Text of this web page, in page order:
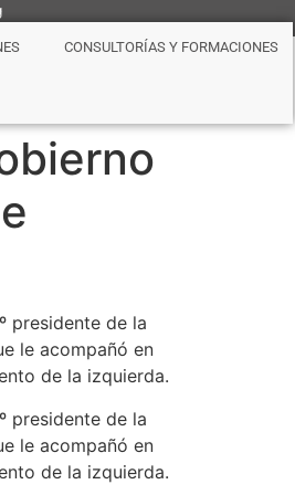
CONSULTORÍAS Y FORMACIONES
presidente de la
le acompañó en
de la izquierda.
presidente de la
le acompañó en
de la izquierda.